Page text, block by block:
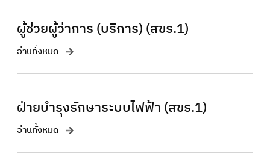
ผู้ช่วยผู้ว่าการ (บริการ) (สขร.1)
อ่านทั้งหมด
ฝ่ายบำรุงรักษาระบบไฟฟ้า (สขร.1)
อ่านทั้งหมด